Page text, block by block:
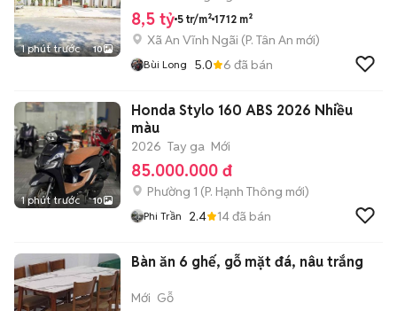
1 phút trước 10
8,5 tỷ 5 tr/m² 1712 m²
Xã An Vĩnh Ngãi (P. Tân An mới)
Bùi Long 5.0 6 đã bán
1 phút trước 10
Honda Stylo 160 ABS 2026 Nhiều
màu
2026 Tay ga Mới
85.000.000 đ
Phường 1 (P. Hạnh Thông mới)
Phi Trần 2.4 14đã bán
Bàn ăn 6 ghế, gỗ mặt đá, nâu trắng
Mới Gỗ